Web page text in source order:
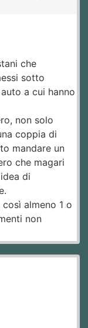
che
sotto
a cui hanno
non solo
coppia di
mandare un
che magari
di
almeno 1 o
non